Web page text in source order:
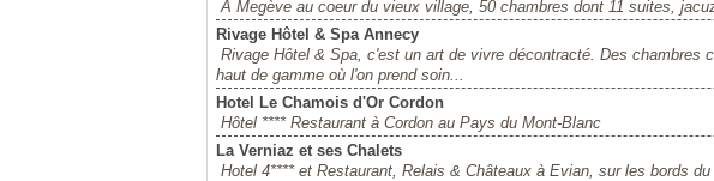
A Megève au coeur du vieux village, 50 chambres dont 11 suites,
Rivage Hôtel & Spa Annecy
Rivage Hôtel & Spa, c'est un art de vivre décontracté. Des chambres
haut de gamme où l'on prend soin...
Hotel Le Chamois d'Or Cordon
Hôtel **** Restaurant à Cordon au Pays du Mont-Blanc
La Verniaz et ses Chalets
Hotel 4**** et Restaurant, Relais & Châteaux à Evian, sur les bords